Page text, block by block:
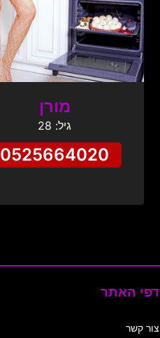
מורן
גיל: 28
0525664020
דפי האתר
צור קשר